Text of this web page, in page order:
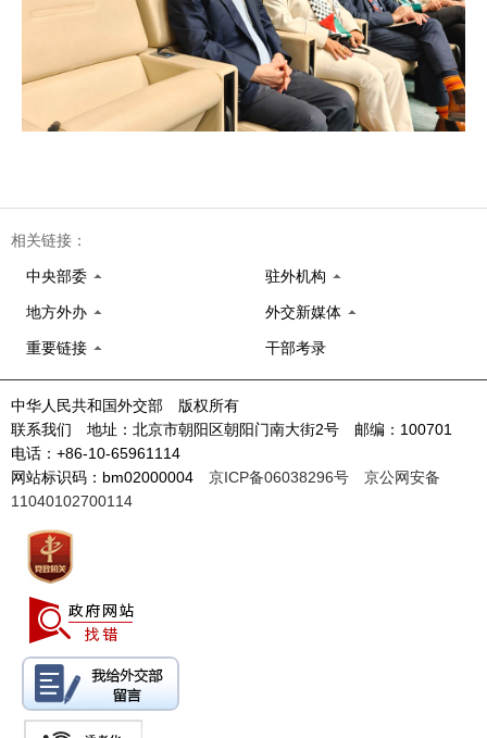
相关链接：
中央部委 驻外机构
地方外办 外交新媒体
重要链接 干部考录
中华人民共和国外交部 版权所有
联系我们 地址：北京市朝阳区朝阳门南大街2号 邮编：100701
电话：+86-10-65961114
网站标识码：bm02000004 京ICP备06038296号
京公网安备
11040102700114